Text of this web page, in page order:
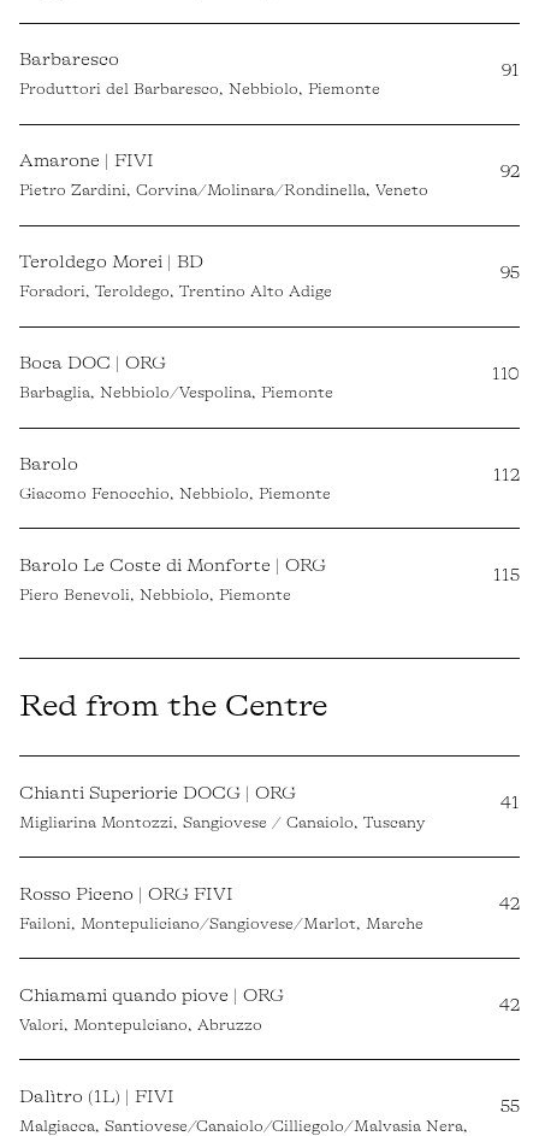
Barbaresco
Produttori del Barbaresco, Nebbiolo, Piemonte
91
Amarone | FIVI
Pietro Zardini, Corvina/Molinara/Rondinella, Veneto
92
Teroldego Morei | BD
Foradori, Teroldego, Trentino Alto Adige
95
Boca DOC | ORG
Barbaglia, Nebbiolo/Vespolina, Piemonte
110
Barolo
Giacomo Fenocchio, Nebbiolo, Piemonte
112
Barolo Le Coste di Monforte | ORG
Piero Benevoli, Nebbiolo, Piemonte
115
Red from the Centre
Chianti Superiorie DOCG | ORG
Migliarina Montozzi, Sangiovese / Canaiolo, Tuscany
41
Rosso Piceno | ORG FIVI
Failoni, Montepuliciano/Sangiovese/Marlot, Marche
42
Chiamami quando piove | ORG
Valori, Montepulciano, Abruzzo
42
Dalìtro (1L) | FIVI
Malgiacca, Santiovese/Canaiolo/Cilliegolo/Malvasia Nera,
55